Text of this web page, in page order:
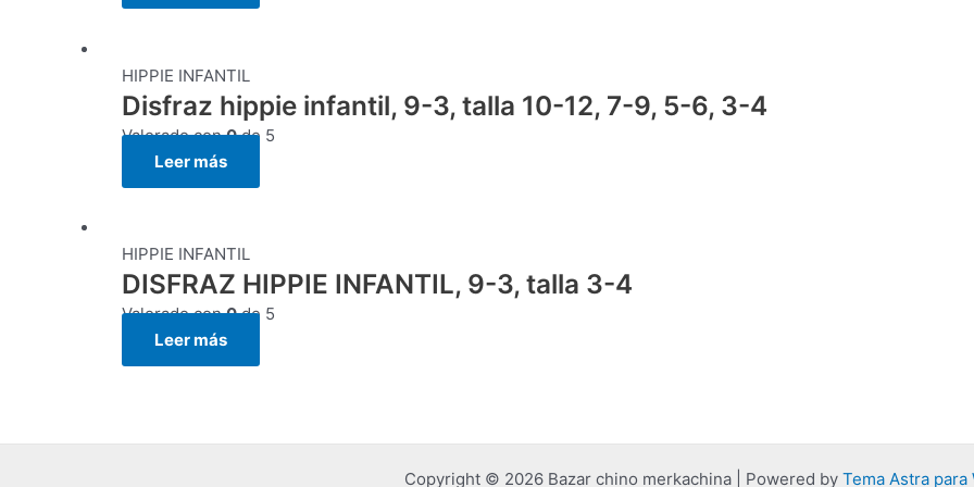
HIPPIE INFANTIL
Disfraz hippie infantil, 9-3, talla 10-12, 7-9, 5-6, 3-4
Valorado con0de 5
Leer más
HIPPIE INFANTIL
DISFRAZ HIPPIE INFANTIL, 9-3, talla 3-4
Valorado con0de 5
Leer más
Copyright © 2026 Bazar chino merkachina | Powered by Tema Astra para